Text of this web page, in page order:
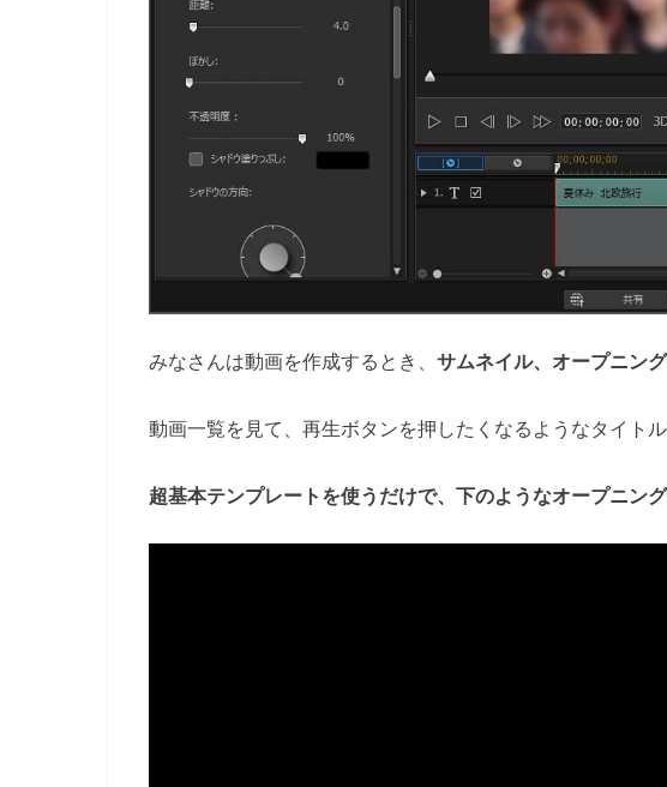
みなさんは動画を作成するとき、 サムネイル、オープニン
動画一覧を見て、再生ボタンを押したくなるようなタイト
超基本テンプレートを使うだけで、下のようなオープニン